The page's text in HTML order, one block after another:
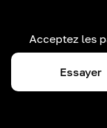
Acceptez les
Essayer